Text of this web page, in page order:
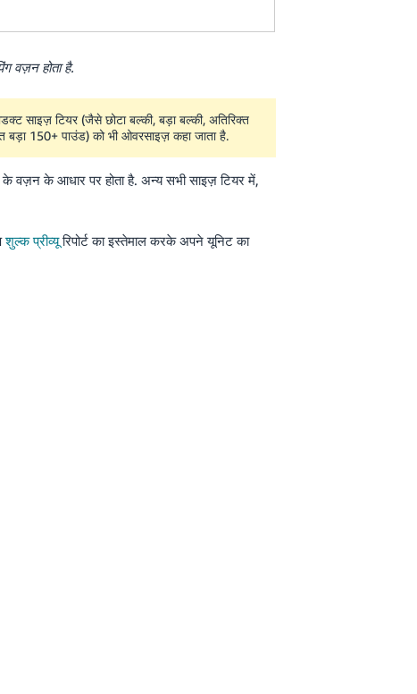
वज़न होता है.
साइज़ टियर (जैसे छोटा बल्की, बड़ा बल्की, अतिरिक्त
150+ पाउंड) को भी ओवरसाइज़ कहा जाता है.
वज़न के आधार पर होता है. अन्य सभी साइज़ टियर में,
शुल्क प्रीव्यूरिपोर्ट का इस्तेमाल करके अपने यूनिट का